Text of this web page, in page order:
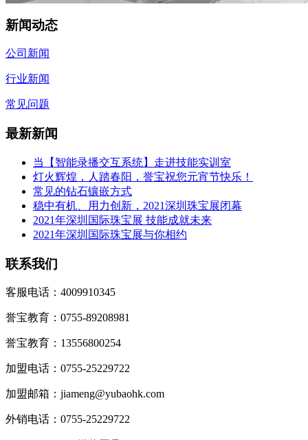
新闻动态
公司新闻
行业新闻
常见问题
最新新闻
当【智能录播交互系统】走进技能实训室
灯火辉煌，人踏春阳，誉宝祝您元宵节快乐！
常见的钻石镶嵌方式
稳中有机、用力创新，2021深圳珠宝展闭幕
2021年深圳国际珠宝展 技能成就未来
2021年深圳国际珠宝展与你相约
联系我们
客服电话：4009910345
誉宝教育：0755-89208981
誉宝教育：13556800254
加盟电话：0755-25229722
加盟邮箱：jiameng@yubaohk.com
外销电话：0755-25229722